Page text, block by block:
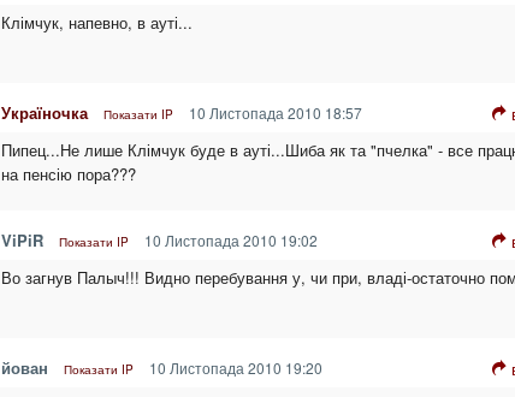
Клімчук, напевно, в ауті...
Україночка Показати IP 10 Листопада 2010 18:57
Пипец...Не лише Клімчук буде в ауті...Шиба як та "пчелка" - все
на пенсію пора???
ViPiR Показати IP 10 Листопада 2010 19:02
Во загнув Палыч!!! Видно перебування у, чи при, владі-остаточно
йован Показати IP 10 Листопада 2010 19:20